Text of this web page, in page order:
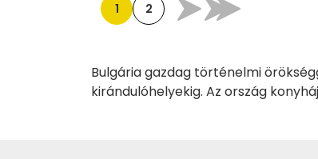
1 2
Bulgária gazdag történelmi
kirándulóhelyekig. Az ország